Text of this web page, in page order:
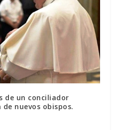
de un conciliador
nuevos obispos.